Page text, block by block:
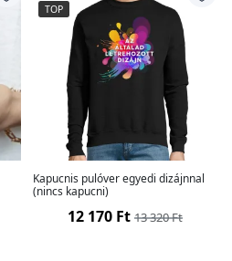
TOP
Kapucnis pulóver egyedi dizájnnal
(nincs kapucni)
12 170 Ft 13 320 Ft